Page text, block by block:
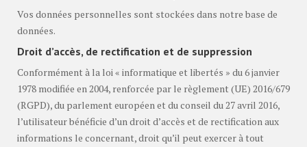
Vos données personnelles sont stockées dans notre base de
données.
Droit d’accès, de rectification et de suppression
Conformément à la loi « informatique et libertés » du 6 janvier
1978 modifiée en 2004, renforcée par le règlement (UE) 2016/679
(RGPD), du parlement européen et du conseil du 27 avril 2016,
l’utilisateur bénéficie d’un droit d’accès et de rectification aux
informations le concernant, droit qu’il peut exercer à tout